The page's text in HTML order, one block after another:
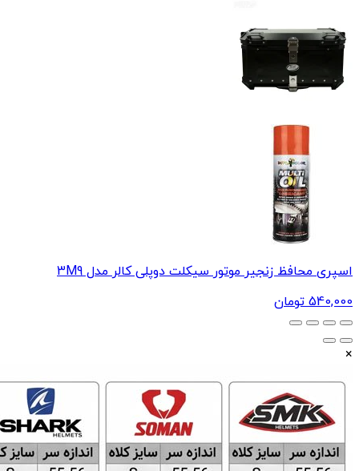
اسپری محافظ زنجیر موتور سیکلت دوپلی کالر مدل 3M9
540,000 تومان
×